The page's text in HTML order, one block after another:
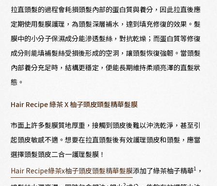
拉直頭髮的過程會耗損頭髮內部的蛋白質與養分，因此拉直後應
定期使用髮膜護理，為頭髮深層補水，達到填充修復的效果。髮
膜中的小分子保濕成分能滲透髮絲，對抗乾燥；而蛋白質等修復
成分則能填補髮絲受損後形成的空洞，讓頭髮恢復強韌。當頭髮
內部養分充足時，結構更穩定，便能長期維持柔順亮澤的直髮狀
態。
Hair Recipe 綠茶 X 柚子頭皮頭髮精華髮膜
市面上許多髮膜質地厚重，接觸到頭皮後難以沖洗乾淨，甚至引
起頭皮敏感不適。想要在拉直頭髮後有效護理頭皮和頭髮，應當
選擇頭髮頭皮二合一護理髮膜！
Hair Recipe綠茶x柚子頭皮頭髮精華髮膜添加了綠茶柚子精華1 ，